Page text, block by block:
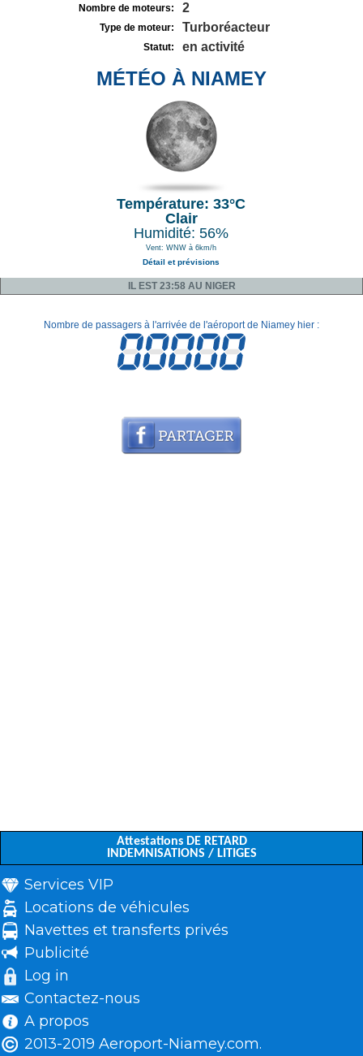
Nombre de moteurs: 2
Type de moteur: Turboréacteur
Statut: en activité
MÉTÉO À NIAMEY
Température: 33°C
Clair
Humidité: 56%
Vent: WNW à 6km/h
Détail et prévisions
IL EST 23:58 AU NIGER
Nombre de passagers à l'arrivée de l'aéroport de Niamey hier :
Attestations DE RETARD
INDEMNISATIONS / LITIGES
Services VIP
Locations de véhicules
Navettes et transferts privés
Publicité
Log in
Contactez-nous
A propos
2013-2019 Aeroport-Niamey.com.